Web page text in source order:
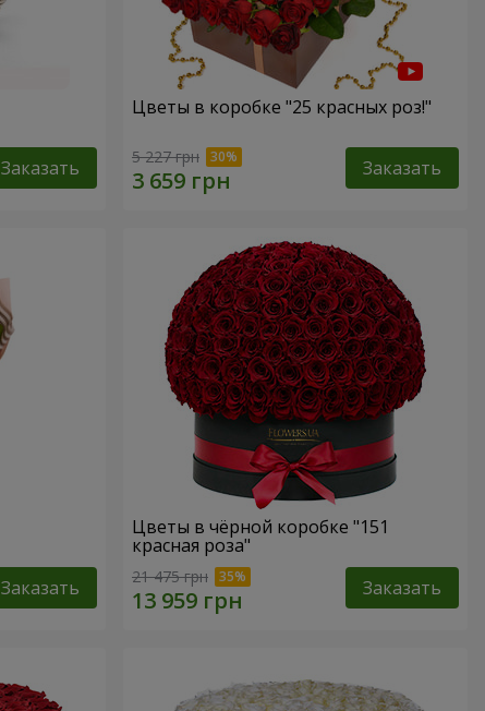
Заказать
Цветы в коробке "25 красных роз!"
5 227 грн Заказать
Заказать
Цветы в чёрной коробке "151
красная роза"
21 475 грн Заказать